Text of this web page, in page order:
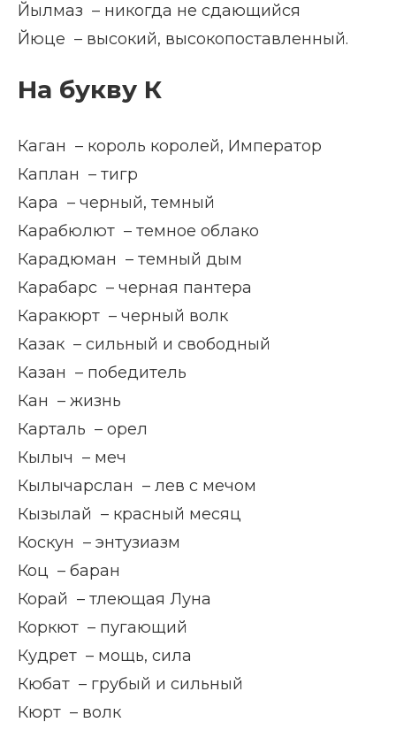
Йылмаз – никогда не сдающийся
Йюце – высокий, высокопоставленный.
На букву К
Каган – король королей, Император
Каплан – тигр
Кара – черный, темный
Карабюлют – темное облако
Карадюман – темный дым
Карабарс – черная пантера
Каракюрт – черный волк
Казак – сильный и свободный
Казан – победитель
Кан – жизнь
Карталь – орел
Кылыч – меч
Кылычарслан – лев с мечом
Кызылай – красный месяц
Коскун – энтузиазм
Коц – баран
Корай – тлеющая Луна
Коркют – пугающий
Кудрет – мощь, сила
Кюбат – грубый и сильный
Кюрт – волк